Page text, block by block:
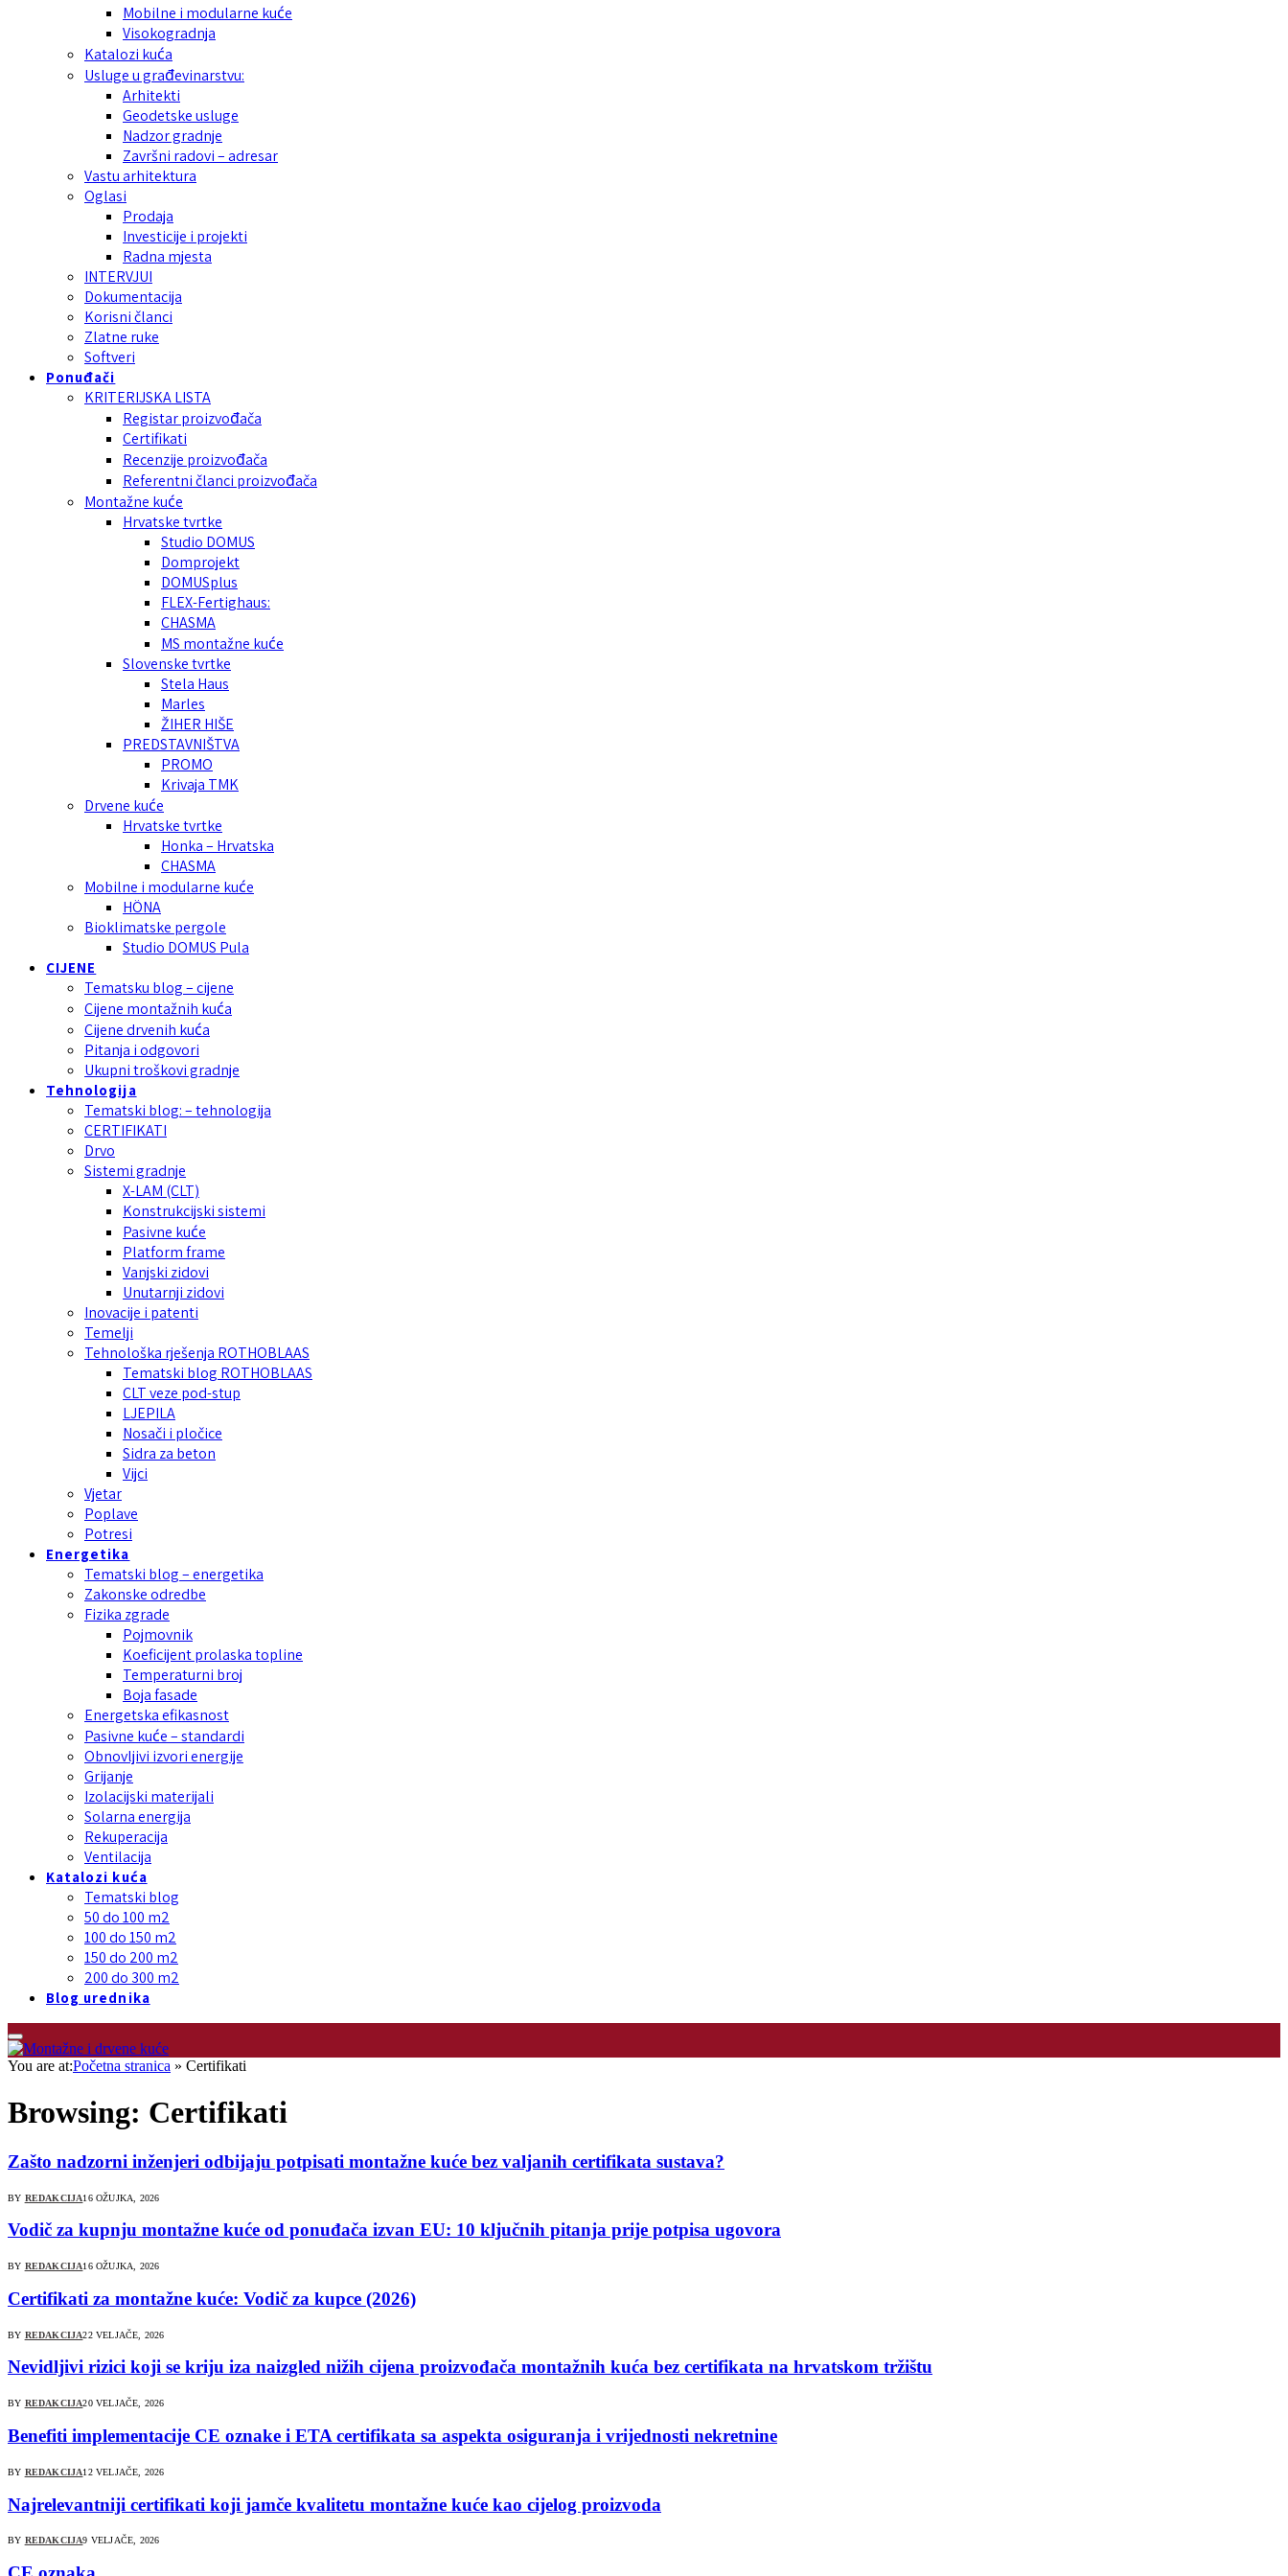
Mobilne i modularne kuće
Visokogradnja
Katalozi kuća
Usluge u građevinarstvu:
Arhitekti
Geodetske usluge
Nadzor gradnje
Završni radovi – adresar
Vastu arhitektura
Oglasi
Prodaja
Investicije i projekti
Radna mjesta
INTERVJUI
Dokumentacija
Korisni članci
Zlatne ruke
Softveri
Ponuđači
KRITERIJSKA LISTA
Registar proizvođača
Certifikati
Recenzije proizvođača
Referentni članci proizvođača
Montažne kuće
Hrvatske tvrtke
Studio DOMUS
Domprojekt
DOMUSplus
FLEX-Fertighaus:
CHASMA
MS montažne kuće
Slovenske tvrtke
Stela Haus
Marles
ŽIHER HIŠE
PREDSTAVNIŠTVA
PROMO
Krivaja TMK
Drvene kuće
Hrvatske tvrtke
Honka – Hrvatska
CHASMA
Mobilne i modularne kuće
HÖNA
Bioklimatske pergole
Studio DOMUS Pula
CIJENE
Tematsku blog – cijene
Cijene montažnih kuća
Cijene drvenih kuća
Pitanja i odgovori
Ukupni troškovi gradnje
Tehnologija
Tematski blog: – tehnologija
CERTIFIKATI
Drvo
Sistemi gradnje
X-LAM (CLT)
Konstrukcijski sistemi
Pasivne kuće
Platform frame
Vanjski zidovi
Unutarnji zidovi
Inovacije i patenti
Temelji
Tehnološka rješenja ROTHOBLAAS
Tematski blog ROTHOBLAAS
CLT veze pod-stup
LJEPILA
Nosači i pločice
Sidra za beton
Vijci
Vjetar
Poplave
Potresi
Energetika
Tematski blog – energetika
Zakonske odredbe
Fizika zgrade
Pojmovnik
Koeficijent prolaska topline
Temperaturni broj
Boja fasade
Energetska efikasnost
Pasivne kuće – standardi
Obnovljivi izvori energije
Grijanje
Izolacijski materijali
Solarna energija
Rekuperacija
Ventilacija
Katalozi kuća
Tematski blog
50 do 100 m2
100 do 150 m2
150 do 200 m2
200 do 300 m2
Blog urednika
You are at:Početna stranica » Certifikati
Browsing: Certifikati
Zašto nadzorni inženjeri odbijaju potpisati montažne kuće bez valjanih certifikata sustava?
BY REDAKCIJA16 OŽUJKA, 2026
Vodič za kupnju montažne kuće od ponuđača izvan EU: 10 ključnih pitanja prije potpisa ugovora
BY REDAKCIJA16 OŽUJKA, 2026
Certifikati za montažne kuće: Vodič za kupce (2026)
BY REDAKCIJA22 VELJAČE, 2026
Nevidljivi rizici koji se kriju iza naizgled nižih cijena proizvođača montažnih kuća bez certifikata na hrvatskom tržištu
BY REDAKCIJA20 VELJAČE, 2026
Benefiti implementacije CE oznake i ETA certifikata sa aspekta osiguranja i vrijednosti nekretnine
BY REDAKCIJA12 VELJAČE, 2026
Najrelevantniji certifikati koji jamče kvalitetu montažne kuće kao cijelog proizvoda
BY REDAKCIJA9 VELJAČE, 2026